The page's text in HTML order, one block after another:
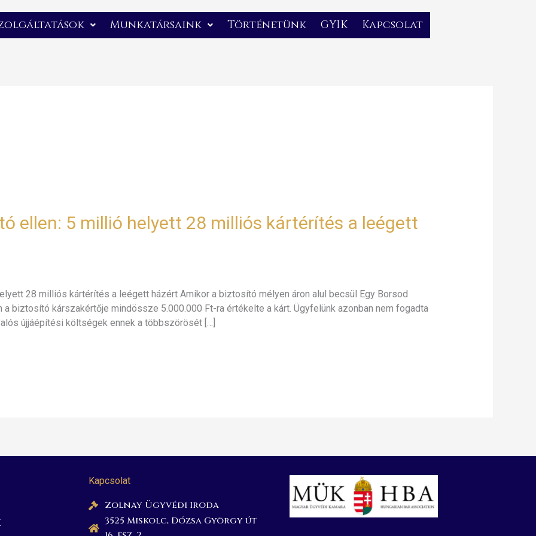
Munkatársaink Történetünk GYIK Kapcsolat
ellen: 5 millió helyett 28 milliós kártérítés a leégett
28 milliós kártérítés a leégett házért Amikor a biztosító mélyen áron alul becsül Egy Borsod
biztosító kárszakértője mindössze 5.000.000 Ft-ra értékelte a kárt. Ügyfelünk azonban nem fogadta
újjáépítési költségek ennek a többszörösét […]
Kapcsolat
Zolnay Ügyvédi Iroda
3525 Miskolc, Dózsa György út